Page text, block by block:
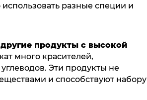
разные специи и
продукты с высокой
много красителей,
Эти продукты не
и способствуют набору